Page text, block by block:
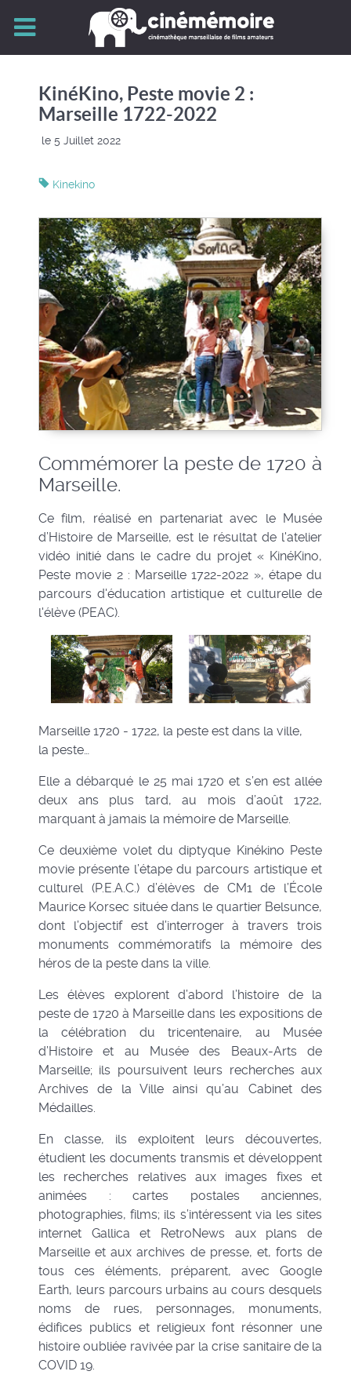
KinéKino, Peste movie 2 :
Marseille 1722-2022
le 5 Juillet 2022
Kinekino
Commémorer la peste de 1720 à
Marseille.
Ce film, réalisé en partenariat avec le Musée
d’Histoire de Marseille, est le résultat de l'atelier
vidéo initié dans le cadre du projet « KinéKino,
Peste movie 2 : Marseille 1722-2022 », étape du
parcours d'éducation artistique et culturelle de
l'élève (PEAC).
Marseille 1720 - 1722, la peste est dans la ville,
la peste…
Elle a débarqué le 25 mai 1720 et s’en est allée
deux ans plus tard, au mois d’août 1722,
marquant à jamais la mémoire de Marseille.
Ce deuxième volet du diptyque Kinékino Peste
movie présente l’étape du parcours artistique et
culturel (P.E.A.C.) d’élèves de CM1 de l’École
Maurice Korsec située dans le quartier Belsunce,
dont l’objectif est d’interroger à travers trois
monuments commémoratifs la mémoire des
héros de la peste dans la ville.
Les élèves explorent d’abord l’histoire de la
peste de 1720 à Marseille dans les expositions de
la célébration du tricentenaire, au Musée
d’Histoire et au Musée des Beaux-Arts de
Marseille; ils poursuivent leurs recherches aux
Archives de la Ville ainsi qu’au Cabinet des
Médailles.
En classe, ils exploitent leurs découvertes,
étudient les documents transmis et développent
les recherches relatives aux images fixes et
animées : cartes postales anciennes,
photographies, films; ils s’intéressent via les sites
internet Gallica et RetroNews aux plans de
Marseille et aux archives de presse, et, forts de
tous ces éléments, préparent, avec Google
Earth, leurs parcours urbains au cours desquels
noms de rues, personnages, monuments,
édifices publics et religieux font résonner une
histoire oubliée ravivée par la crise sanitaire de la
COVID 19.